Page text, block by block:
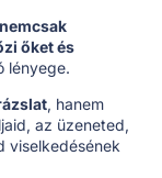
nemcsak
őket és
lényege.
, hanem
az üzeneted,
viselkedésének